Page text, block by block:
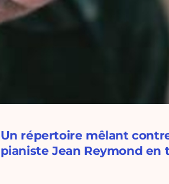
Un répertoire mêlant
pianiste Jean Reymond en